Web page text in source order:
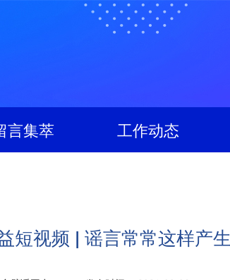
言集萃 工作动态
短视频 | 谣言常常这样产生